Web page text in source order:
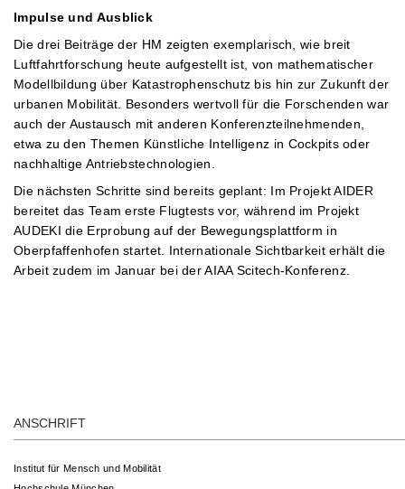
Impulse und Ausblick
Die drei Beiträge der HM zeigten exemplarisch, wie breit
Luftfahrtforschung heute aufgestellt ist, von mathematischer
Modellbildung über Katastrophenschutz bis hin zur Zukunft der
urbanen Mobilität. Besonders wertvoll für die Forschenden war
auch der Austausch mit anderen Konferenzteilnehmenden,
etwa zu den Themen Künstliche Intelligenz in Cockpits oder
nachhaltige Antriebstechnologien.
Die nächsten Schritte sind bereits geplant: Im Projekt AIDER
bereitet das Team erste Flugtests vor, während im Projekt
AUDEKI die Erprobung auf der Bewegungsplattform in
Oberpfaffenhofen startet. Internationale Sichtbarkeit erhält die
Arbeit zudem im Januar bei der AIAA Scitech-Konferenz.
ANSCHRIFT
Institut für Mensch und Mobilität